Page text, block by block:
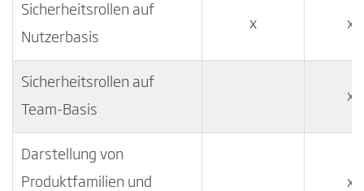
Sicherheitsrollen auf
Nutzerbasis
x x
Sicherheitsrollen auf
Team-Basis
x
Darstellung von
Produktfamilien und
x